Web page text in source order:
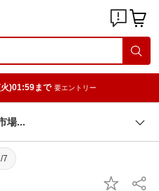
)01:59まで 要エントリー
場
7